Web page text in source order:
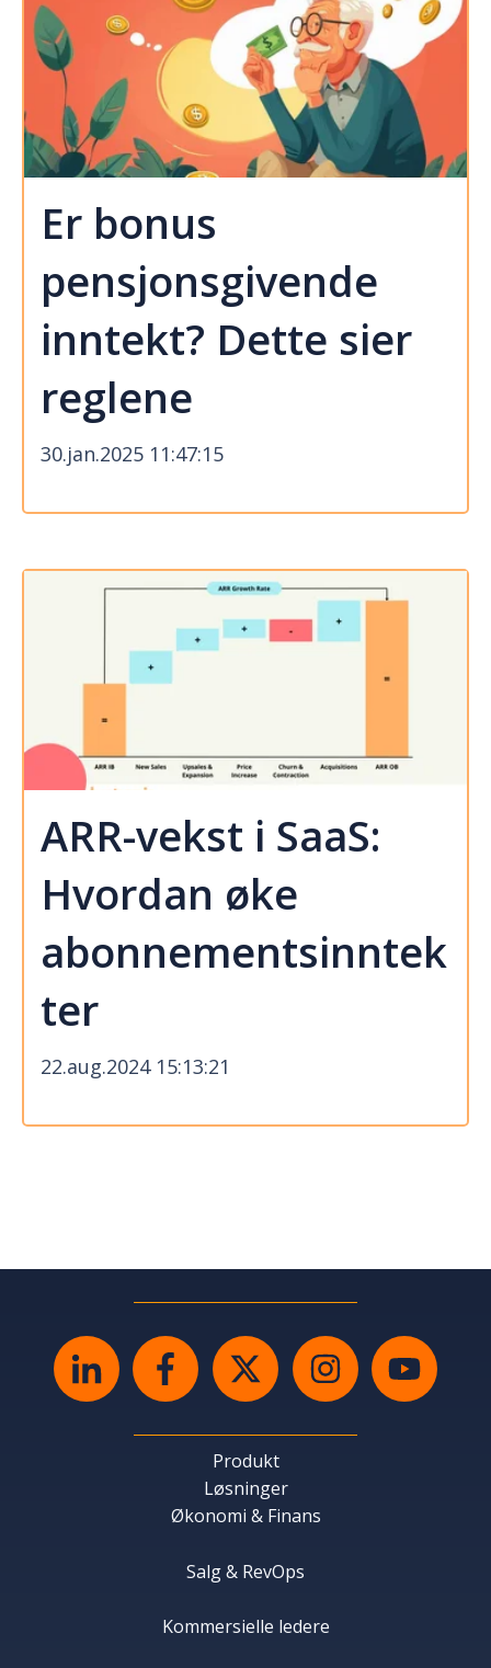
Er bonus
pensjonsgivende
inntekt? Dette sier
reglene
30.jan.2025 11:47:15
ARR-vekst i SaaS:
Hvordan øke
abonnementsinntek
ter
22.aug.2024 15:13:21
Produkt
Løsninger
Økonomi & Finans
Salg & RevOps
Kommersielle ledere